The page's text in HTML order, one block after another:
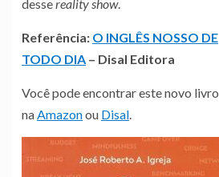
dessereality show.
Referência: O INGLÊS NOSSO DE
TODO DIA – Disal Editora
Você pode encontrar este novo livro
naAmazonou Disal.